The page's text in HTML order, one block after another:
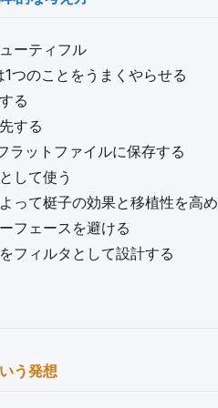
ーティフル
つのことをうまくやらせる
る
する
ラットファイルに保存する
して使う
って梃子の効果と移植性を高
フェースを避ける
フィルタとして設計する
う発想